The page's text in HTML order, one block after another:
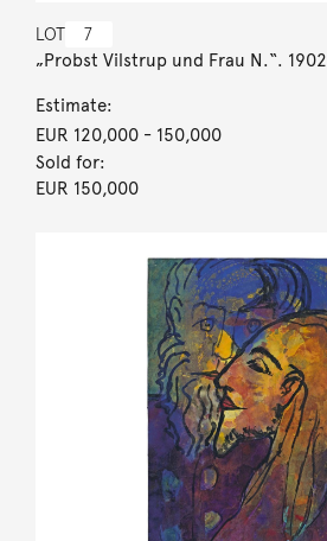
LOT 7
„Probst Vilstrup und Frau N.“. 1902
Estimate:
EUR 120,000- 150,000
Sold for:
EUR 150,000